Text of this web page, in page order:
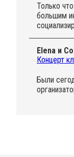
Только
большим
Elena и
Концерт
Были